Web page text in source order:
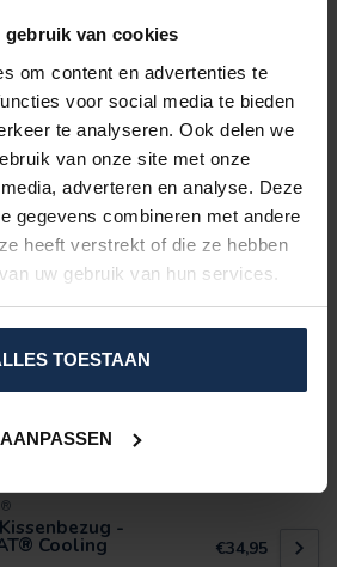
gebruik van cookies
om content en advertenties te
voor social media te bieden
te analyseren. Ook delen we
van onze site met onze
adverteren en analyse. Deze
gegevens combineren met andere
heeft verstrekt of die ze hebben
uw gebruik van hun services.
TOESTAAN
AANPASSEN
mit einer einzigen Ladung
-
Cooling €34,95